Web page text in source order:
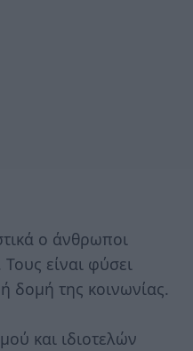
ο άνθρωποι
είναι φύσει
δομή της κοινωνίας.
και ιδιοτελών